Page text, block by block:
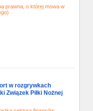
prawna, o której mowa w
w rozgrywkach
Związek Piłki Nożnej